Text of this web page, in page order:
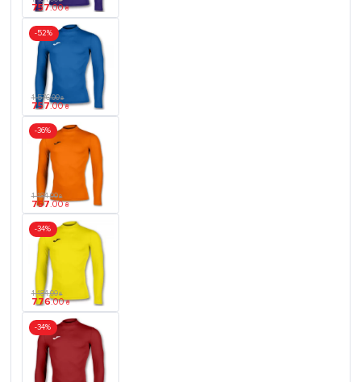
757.00 ₴
-52%
1 576.00 ₴
757.00 ₴
-36%
1 184.00 ₴
757.00 ₴
-34%
1 184.00 ₴
776.00 ₴
-34%